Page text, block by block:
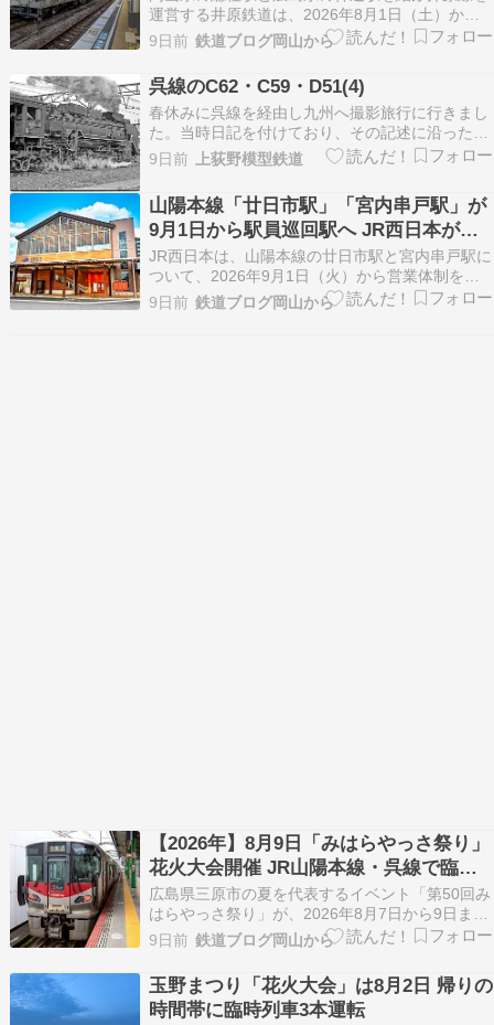
運営する井原鉄道は、2026年8月1日（土）から
神辺駅でも赤インクで印刷された入場券を販売す
ることを発表しました。すでに、清音駅では6月1
日より販売を始めていて話題になっているきっぷ
ですが、神辺駅でも販売が開始されます。 井原鉄
道神辺駅…
9日前 鉄道ブログ岡山から
呉線のC62・C59・D51(4)
春休みに呉線を経由し九州へ撮影旅行に行きまし
た。当時日記を付けており、その記述に沿った撮
影内容はすでに記事にしています。当ブログ内
「昭和45年九州SL撮影旅行記」を参照してくだ
さい。 今回は上記で省略した写真を含めて時系列
で紹介していきます。昭和45年3月24日（本線で
の撮影を…
9日前 上荻野模型鉄道
山陽本線「廿日市駅」「宮内串戸駅」が
9月1日から駅員巡回駅へ JR西日本が営
業体制を見直し廿日市市内の有人駅は宮
島口駅のみに
JR西日本は、山陽本線の廿日市駅と宮内串戸駅に
ついて、2026年9月1日（火）から営業体制を見
直し、「駅員巡回駅」へ変更します。 これまで駅
員が配置されていた両駅ですが、9月以降は駅員
9日前 鉄道ブログ岡山から
【2026年】8月9日「みはらやっさ祭り」
花火大会開催 JR山陽本線・呉線で臨時
列車運転 三原駅は混雑に注意
広島県三原市の夏を代表するイベント「第50回み
はらやっさ祭り」が、2026年8月7日から9日まで
開催されます。 祭りのフィナーレとなる8月9日
（日）には「やっさ花火フェスタ」が行われ、約
8,000発の花火が夜空を彩ります。毎年、多くの
来場者でにぎわうことから、JR西日本は花火大
会…
9日前 鉄道ブログ岡山から
玉野まつり「花火大会」は8月2日 帰りの
時間帯に臨時列車3本運転